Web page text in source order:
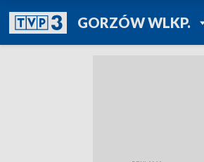
GORZÓW WLKP.
TVP